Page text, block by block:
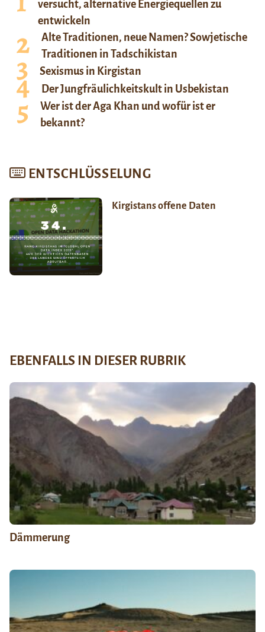
versucht, alternative Energiequellen zu
entwickeln
Alte Traditionen, neue Namen? Sowjetische
Traditionen in Tadschikistan
Sexismus in Kirgistan
Der Jungfräulichkeitskult in Usbekistan
Wer ist der Aga Khan und wofür ist er
bekannt?
ENTSCHLÜSSELUNG
Kirgistans offene Daten
EBENFALLS IN DIESER RUBRIK
Dämmerung